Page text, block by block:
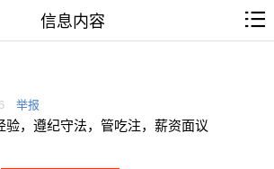
信息内容
举报
验，遵纪守法，管吃注，薪资面议